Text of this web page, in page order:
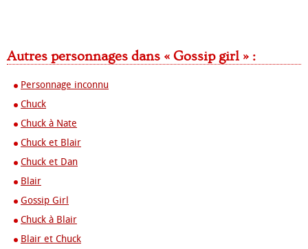
Autres personnages dans « Gossip girl » :
Personnage inconnu
Chuck
Chuck à Nate
Chuck et Blair
Chuck et Dan
Blair
Gossip Girl
Chuck à Blair
Blair et Chuck